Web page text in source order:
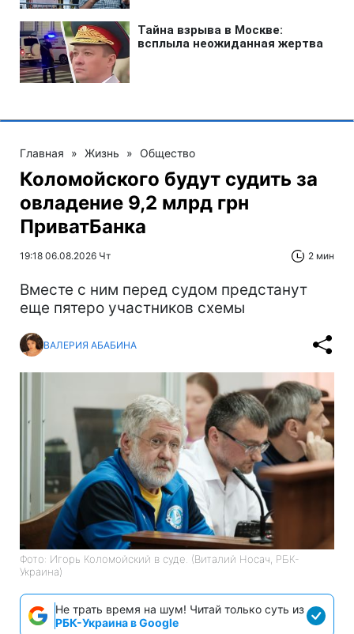
Главная » Жизнь » Общество
Коломойского будут судить за
овладение 9,2 млрд грн
ПриватБанка
19:18 06.08.2026 Чт 2 мин
Вместе с ним перед судом предстанут
еще пятеро участников схемы
ВАЛЕРИЯ АБАБИНА
Фото: Игорь Коломойский в суде. (Виталий Носач, РБК-
Украина)
Не трать время на шум! Читай только суть из
РБК-Украина в Google